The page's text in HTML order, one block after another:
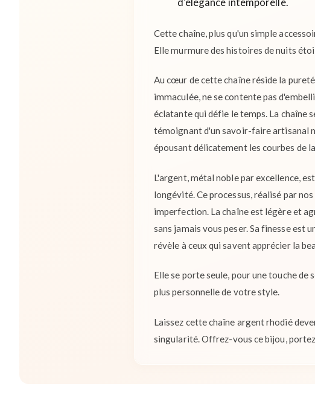
Cette chaîne, plus qu'un simple
Elle murmure des histoires de nuits
Au cœur de cette chaîne réside la
immaculée, ne se contente pas
éclatante qui défie le temps. La chaîne
témoignant d'un savoir-faire artisanal
épousant délicatement les courbes de
L'argent, métal noble par excellence,
longévité. Ce processus, réalisé par
imperfection. La chaîne est légère et
sans jamais vous peser. Sa finesse est
révèle à ceux qui savent apprécier la
Elle se porte seule, pour une touche
plus personnelle de votre style.
Laissez cette chaîne argent rhodié
singularité. Offrez-vous ce bijou,